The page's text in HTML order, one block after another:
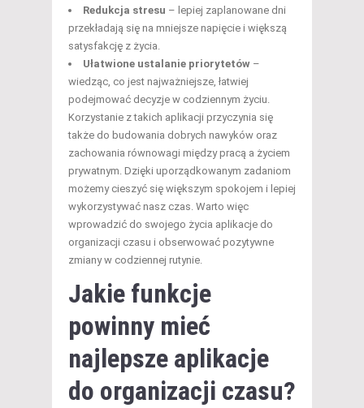
Redukcja stresu – lepiej zaplanowane dni
przekładają się na mniejsze napięcie i większą
satysfakcję z życia.
Ułatwione ustalanie priorytetów –
wiedząc, co jest najważniejsze, łatwiej
podejmować decyzje w codziennym życiu.
Korzystanie z takich aplikacji przyczynia się
także do budowania dobrych nawyków oraz
zachowania równowagi między pracą a życiem
prywatnym. Dzięki uporządkowanym zadaniom
możemy cieszyć się większym spokojem i lepiej
wykorzystywać nasz czas. Warto więc
wprowadzić do swojego życia aplikacje do
organizacji czasu i obserwować pozytywne
zmiany w codziennej rutynie.
Jakie funkcje
powinny mieć
najlepsze aplikacje
do organizacji czasu?